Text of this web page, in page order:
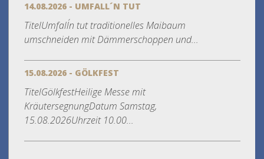
14.08.2026 - UMFALL´N TUT
TitelUmfall´n tut traditionelles Maibaum
umschneiden mit Dämmerschoppen und...
15.08.2026 - GÖLKFEST
TitelGölkfestHeilige Messe mit
KräutersegnungDatum Samstag,
15.08.2026Uhrzeit 10.00...